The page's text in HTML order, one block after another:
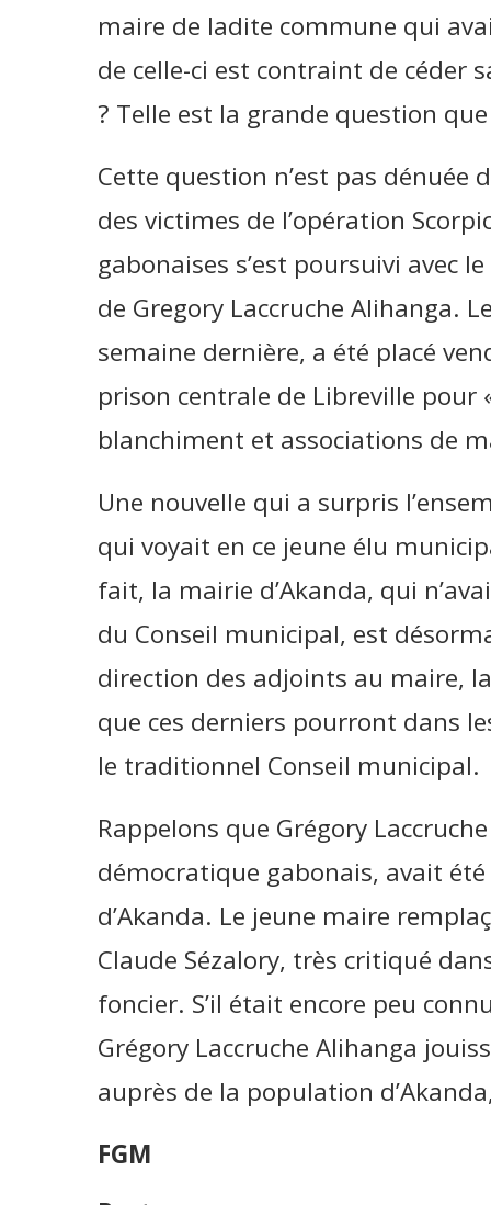
maire de ladite commune qui
de celle-ci est contraint de céder
? Telle est la grande question
Cette question n’est pas dénuée
des victimes de l’opération
gabonaises s’est poursuivi avec
de Gregory Laccruche Alihanga.
semaine dernière, a été placé
prison centrale de Libreville
blanchiment et associations de
Une nouvelle qui a surpris
qui voyait en ce jeune élu
fait, la mairie d’Akanda, qui
du Conseil municipal, est
direction des adjoints au maire,
que ces derniers pourront dans
le traditionnel Conseil municipal.
Rappelons que Grégory
démocratique gabonais, avait
d’Akanda. Le jeune maire
Claude Sézalory, très critiqué
foncier. S’il était encore peu
Grégory Laccruche Alihanga
auprès de la population
FGM